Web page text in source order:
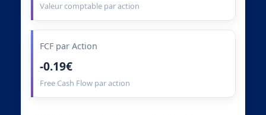
Valeur comptable par action
FCF par Action
-0.19€
Free Cash Flow par action